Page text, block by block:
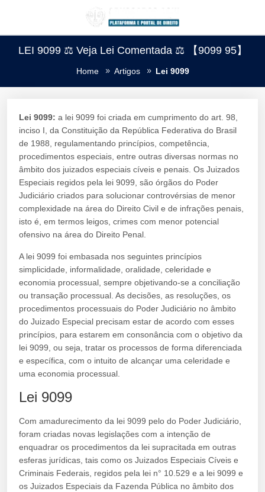
LEI 9099 ⚖️ Veja Lei Comentada ⚖️ 【9099 95】
Home Artigos Lei 9099
Lei 9099: a lei 9099 foi criada em cumprimento do art. 98,
inciso I, da Constituição da República Federativa do Brasil
de 1988, regulamentando princípios, competência,
procedimentos especiais, entre outras diversas normas no
âmbito dos juizados especiais cíveis e penais. Os Juizados
Especiais regidos pela lei 9099, são órgãos do Poder
Judiciário criados para solucionar controvérsias de menor
complexidade na área do Direito Civil e de infrações penais,
isto é, em termos leigos, crimes com menor potencial
ofensivo na área do Direito Penal.
A lei 9099 foi embasada nos seguintes princípios
simplicidade, informalidade, oralidade, celeridade e
economia processual, sempre objetivando-se a conciliação
ou transação processual. As decisões, as resoluções, os
procedimentos processuais do Poder Judiciário no âmbito
do Juizado Especial precisam estar de acordo com esses
princípios, para estarem em consonância com o objetivo da
lei 9099, ou seja, tratar os processos de forma diferenciada
e específica, com o intuito de alcançar uma celeridade e
uma economia processual.
Lei 9099
Com amadurecimento da lei 9099 pelo do Poder Judiciário,
foram criadas novas legislações com a intenção de
enquadrar os procedimentos da lei supracitada em outras
esferas jurídicas, tais como os Juizados Especiais Cíveis e
Criminais Federais, regidos pela lei n° 10.529 e a lei 9099 e
os Juizados Especiais da Fazenda Pública no âmbito dos